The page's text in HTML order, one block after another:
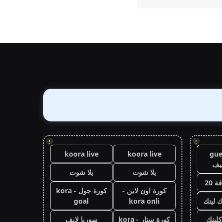
!
20
لينك
!
koora live
koora live
يلا شوت
يلا شوت
كورة اون لاين -
kora onli
كورة جول - kora
goal
كورة ستار - kora
سوريا لايف